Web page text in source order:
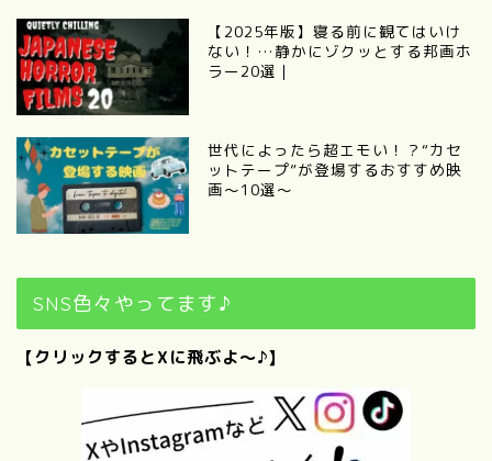
【2025年版】寝る前に観てはいけ
ない！…静かにゾクッとする邦画ホ
ラー20選｜
世代によったら超エモい！？“カセ
ットテープ”が登場するおすすめ映
画～10選～
SNS色々やってます♪
【クリックするとXに飛ぶよ～♪】